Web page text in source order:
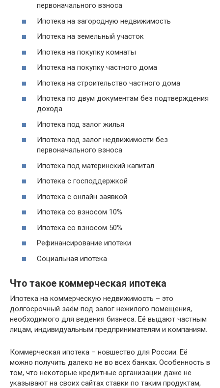
первоначального взноса
Ипотека на загородную недвижимость
Ипотека на земельный участок
Ипотека на покупку комнаты
Ипотека на покупку частного дома
Ипотека на строительство частного дома
Ипотека по двум документам без подтверждения
дохода
Ипотека под залог жилья
Ипотека под залог недвижимости без
первоначального взноса
Ипотека под материнский капитал
Ипотека с господдержкой
Ипотека с онлайн заявкой
Ипотека со взносом 10%
Ипотека со взносом 50%
Рефинансирование ипотеки
Социальная ипотека
Что такое коммерческая ипотека
Ипотека на коммерческую недвижимость – это
долгосрочный заём под залог нежилого помещения,
необходимого для ведения бизнеса. Её выдают частным
лицам, индивидуальным предпринимателям и компаниям.
Коммерческая ипотека – новшество для России. Её
можно получить далеко не во всех банках. Особенность в
том, что некоторые кредитные организации даже не
указывают на своих сайтах ставки по таким продуктам,